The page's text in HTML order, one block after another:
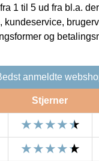
1 til 5 ud fra bl.a.
kundeservice,
og
anmeldte
Stjerner